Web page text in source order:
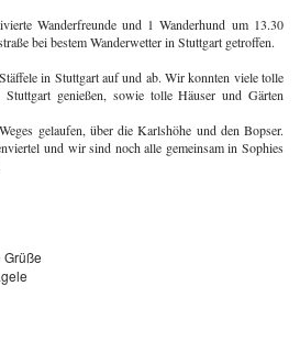
Wanderfreunde und 1 Wanderhund um 13.30
bei bestem Wanderwetter in Stuttgart getroffen.
in Stuttgart auf und ab. Wir konnten viele tolle
genießen, sowie tolle Häuser und Gärten
gelaufen, über die Karlshöhe und den Bopser.
und wir sind noch alle gemeinsam in Sophies
Grüße